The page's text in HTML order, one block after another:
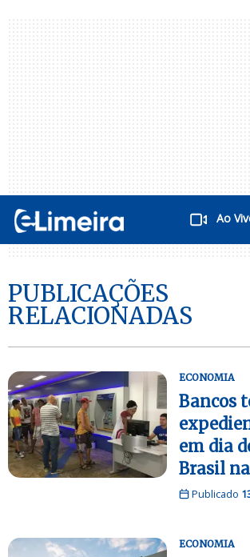
Ao
PUBLICAÇÕES
RELACIONADAS
ECONOMIA
Bancos
em dia
Brasil
Publicado
ECONOMIA